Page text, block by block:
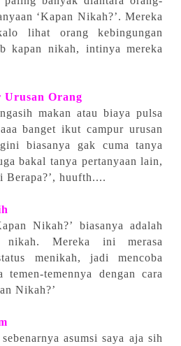
‘Kapan Nikah?’. Mereka
lihat orang kebingungan
kapan nikah, intinya mereka
Orang
makan atau biaya pulsa
banget ikut campur urusan
biasanya gak cuma tanya
bakal tanya pertanyaan lain,
Berapa?’, huufth....
Nikah?’ biasanya adalah
nikah. Mereka ini merasa
menikah, jadi mencoba
temennya dengan cara
Nikah?’
asumsi saya aja sih